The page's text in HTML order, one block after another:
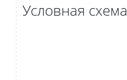
Условная схема